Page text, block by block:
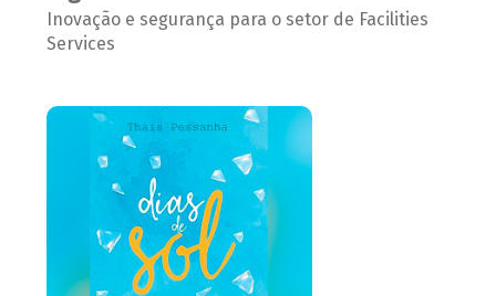
Inovação e segurança para o setor de Facilities
Services